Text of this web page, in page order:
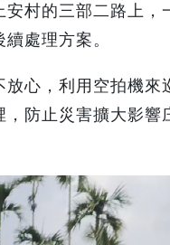
村的三部二路上，
處理方案。
心，利用空拍機來
防止災害擴大影響